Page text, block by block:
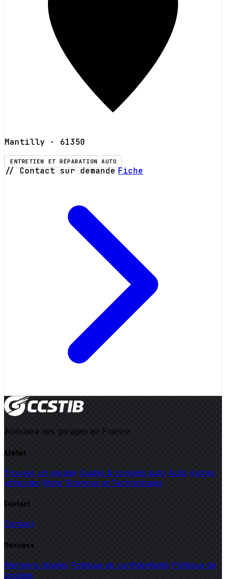
Mantilly · 61350
ENTRETIEN ET RÉPARATION AUTO
// Contact sur demande Fiche
Annuaire des garages en France
Atelier
Trouver un garage Guides & conseils auto Auto Autres
véhicules Moto Sciences et Technologies
Contact
Contact
Mentions
Mentions légales Politique de confidentialité Politique de
cookies